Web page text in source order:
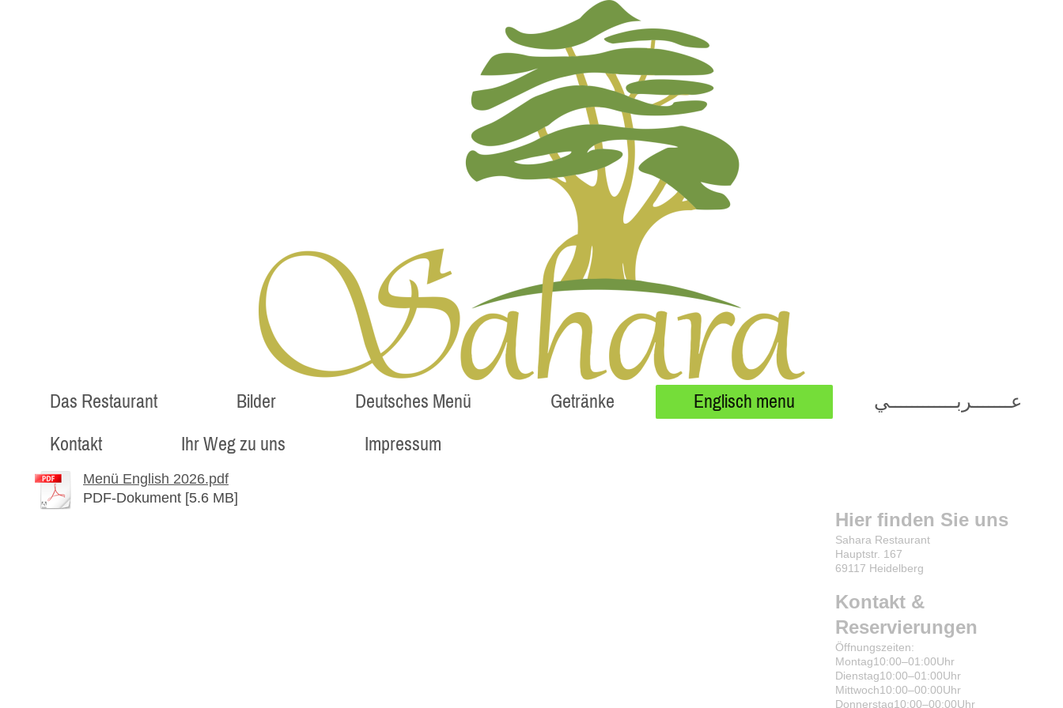
Das Restaurant Bilder Deutsches Menü Getränke Englisch menu عـــــــربــــــــــــي
Kontakt Ihr Weg zu uns Impressum
Menü English 2026.pdf
PDF-Dokument [5.6 MB]
Hier finden Sie uns
Sahara Restaurant
Hauptstr. 167
69117 Heidelberg
Kontakt &
Reservierungen
Öffnungszeiten:
Montag10:00–01:00Uhr
Dienstag10:00–01:00Uhr
Mittwoch10:00–00:00Uhr
Donnerstag10:00–00:00Uhr